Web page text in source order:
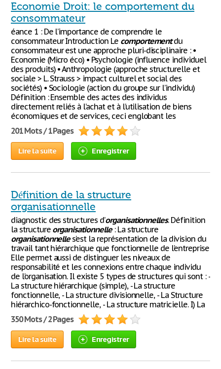
Economie Droit: le comportement du
consommateur
éance 1 : De l’importance de comprendre le
consommateur Introduction Le comportementdu
consommateur est une approche pluri-disciplinaire : •
Economie (Micro éco) • Psychologie (influence individuel
des produits) • Anthropologie (approche structurelle et
sociale > L. Strauss > impact culturel et social des
sociétés) • Sociologie (action du groupe sur l’individu)
Définition : Ensemble des actes des individus
directement reliés à l’achat et à l’utilisation de biens
économiques et de services, ceci englobant les
201 Mots / 1 Pages
Lire la suite Enregistrer
Définition de la structure
organisationnelle
diagnostic des structures d’organisationnelles. Définition
la structure organisationnelle: La structure
organisationnelles’est la représentation de la division du
travail tant hiérarchique que fonctionnelle de l’entreprise
Elle permet aussi de distinguer les niveaux de
responsabilité et les connexions entre chaque individu
de l’organisation. Il existe 5 types de structures qui sont : -
La structure hiérarchique (simple), - La structure
fonctionnelle, - La structure divisionnelle, - La Structure
hiérarchico-fonctionnelle, - La structure matricielle. I) La
350 Mots / 2 Pages
Lire la suite Enregistrer